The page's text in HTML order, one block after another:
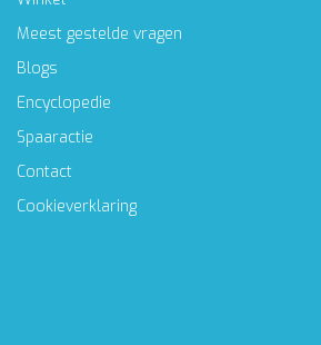
Meest gestelde vragen
Blogs
Encyclopedie
Spaaractie
Contact
Cookieverklaring